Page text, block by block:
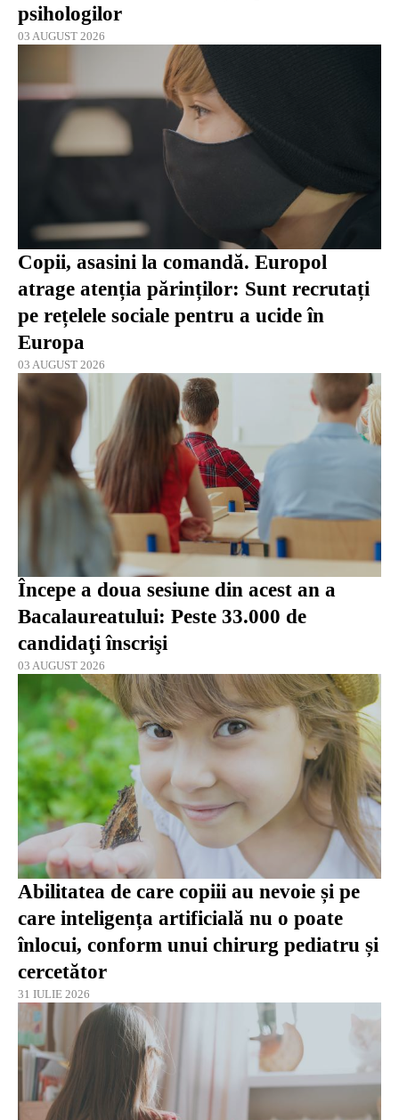
psihologilor
03 AUGUST 2026
Copii, asasini la comandă. Europol
atrage atenția părinților: Sunt recrutați
pe rețelele sociale pentru a ucide în
Europa
03 AUGUST 2026
Începe a doua sesiune din acest an a
Bacalaureatului: Peste 33.000 de
candidaţi înscrişi
03 AUGUST 2026
Abilitatea de care copiii au nevoie și pe
care inteligența artificială nu o poate
înlocui, conform unui chirurg pediatru și
cercetător
31 IULIE 2026